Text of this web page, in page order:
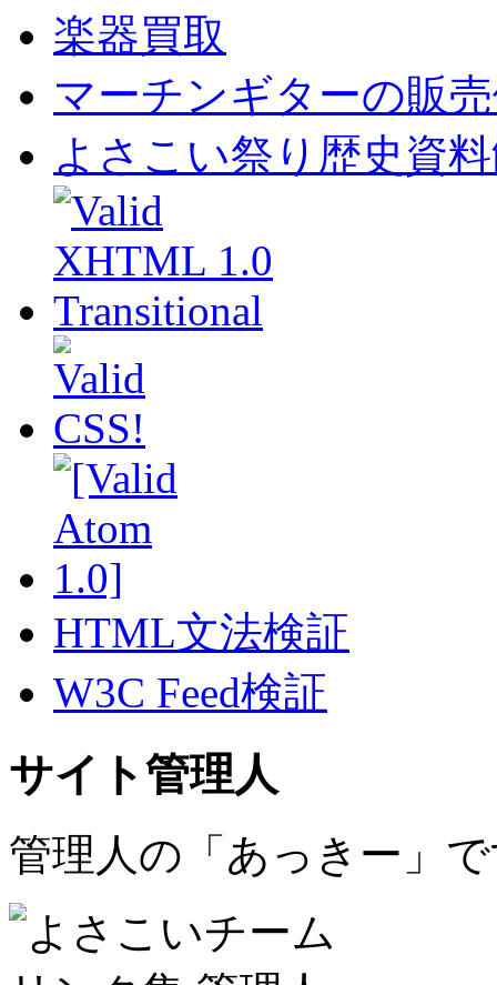
楽器買取
マーチンギターの販
よさこい祭り歴史資
HTML文法検証
W3C Feed検証
サイト管理人
管理人の「あっきー」